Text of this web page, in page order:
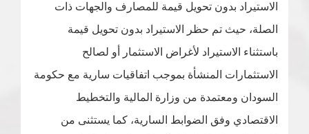
الاستيراد بدون تحويل قيمة للمصارف والجهات ذات
الصلة، حيث تم حظر الاستيراد بدون تحويل قيمة
باستثناء الاستيراد لأغراض الاستثمار أو لصالح
الاستثمارات المنشأة بموجب اتفاقيات سارية مع حكومة
السودان ومعتمدة من وزارة المالية والتخطيط
الاقتصادي وفق الضوابط السارية، كما يستثنى من